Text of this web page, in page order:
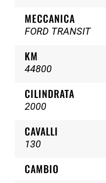
MECCANICA
FORD TRANSIT
KM
44800
CILINDRATA
2000
CAVALLI
130
CAMBIO